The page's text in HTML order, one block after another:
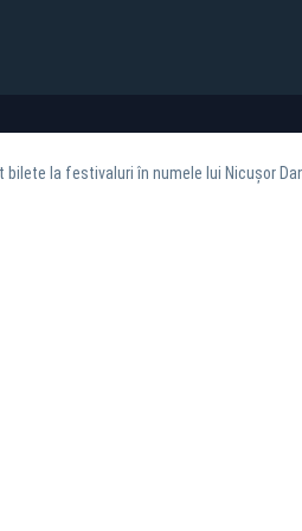
la festivaluri în numele lui Nicușor